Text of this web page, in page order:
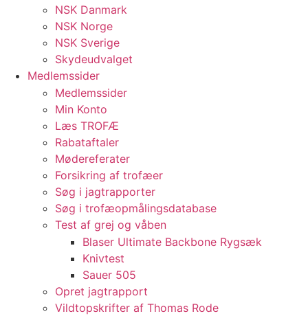
NSK Danmark
NSK Norge
NSK Sverige
Skydeudvalget
Medlemssider
Medlemssider
Min Konto
Læs TROFÆ
Rabataftaler
Mødereferater
Forsikring af trofæer
Søg i jagtrapporter
Søg i trofæopmålingsdatabase
Test af grej og våben
Blaser Ultimate Backbone Rygsæk
Knivtest
Sauer 505
Opret jagtrapport
Vildtopskrifter af Thomas Rode